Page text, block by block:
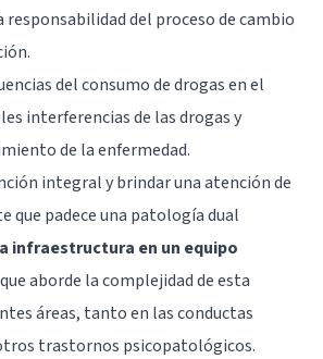
del proceso de cambio
del consumo de drogas en el
interferencias de las drogas y
de la enfermedad.
integral y brindar una atención de
que padece una patología dual
infraestructura en un equipo
que aborde la complejidad de esta
áreas, tanto en las conductas
trastornos psicopatológicos.